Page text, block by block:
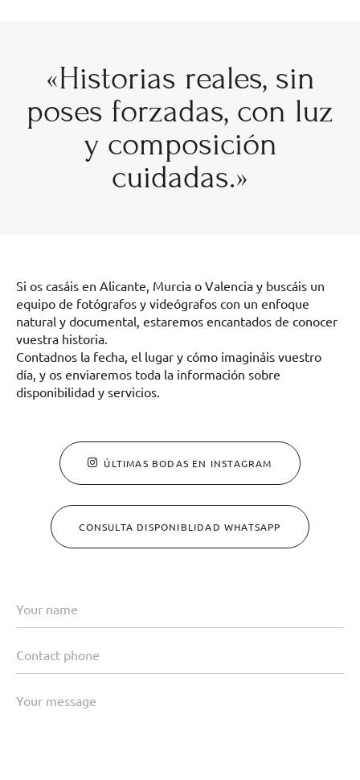
«Historias reales, sin
poses forzadas, con luz
y composición
cuidadas.»
Si os casáis en Alicante, Murcia o Valencia y buscáis un
equipo de fotógrafos y videógrafos con un enfoque
natural y documental, estaremos encantados de conocer
vuestra historia.
Contadnos la fecha, el lugar y cómo imagináis vuestro
día, y os enviaremos toda la información sobre
disponibilidad y servicios.
ÚLTIMAS BODAS EN INSTAGRAM
CONSULTA DISPONIBLIDAD WHATSAPP